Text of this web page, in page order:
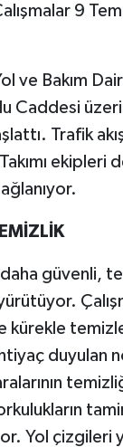
9
ve Bakım
Caddesi
Trafik
güvenli,
ihtiyaç
Yol